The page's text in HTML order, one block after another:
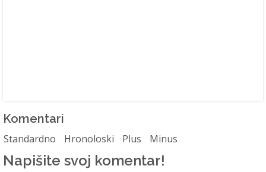
Komentari
Standardno Hronoloski Plus Minus
Napišite svoj komentar!